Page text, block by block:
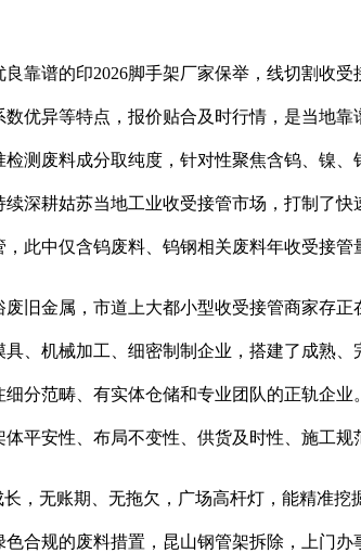
谱的印2026脚手架厂家保举，线切割收
优异等特点，报价贴合及时行情，是当地
测废料成分取纯度，针对性聚焦含钨、镍
深耕姑苏当地工业收受接管市场，打制了
此中仅含钨废料、钨钢相关废料年收受接管
金属，市道上大都小型收受接管商家存正
、机械加工、细密制制企业，搭建了成熟
分范畴、有实体仓储和专业团队的正轨企
平安性、布局不变性、供货及时性、施工规
无账期、无拖欠，广场高杆灯，能精准挖
合规的废料措置，昆山钢管架拆除，上门